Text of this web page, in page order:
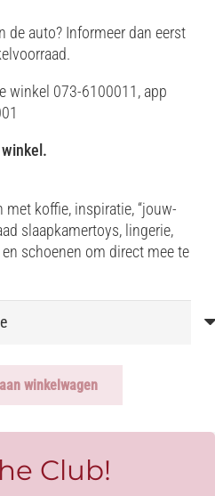
de auto? Informeer dan eerst
winkel 073-6100011, app
koffie, inspiratie, “jouw-
slaapkamertoys, lingerie,
schoenen om direct mee te
winkelwagen
Club!